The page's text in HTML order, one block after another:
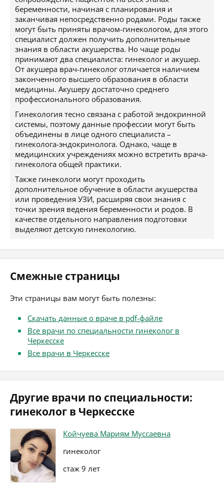
беременности, начиная с планирования и
заканчивая непосредственно родами. Роды также
могут быть приняты врачом-гинекологом, для этого
специалист должен получить дополнительные
знания в области акушерства. Но чаще роды
принимают два специалиста: гинеколог и акушер.
От акушера врач-гинеколог отличается наличием
законченного высшего образования в области
медицины. Акушеру достаточно среднего
профессионального образования.
Гинекология тесно связана с работой эндокринной
системы, поэтому данные профессии могут быть
объединены в лице одного специалиста –
гинеколога-эндокринолога. Однако, чаще в
медицинских учреждениях можно встретить врача-
гинеколога общей практики.
Также гинекологи могут проходить
дополнительное обучение в области акушерства
или проведения УЗИ, расширяя свои знания с
точки зрения ведения беременности и родов. В
качестве отдельного направления подготовки
выделяют детскую гинекологию.
Смежные страницы
Эти страницы вам могут быть полезны:
Скачать данные о враче в pdf-файле
Все врачи по специальности гинеколог в
Черкесске
Все врачи в Черкесске
Другие врачи по специальности:
гинеколог в Черкесске
Койчуева Мариям Муссаевна
гинеколог
стаж 9 лет